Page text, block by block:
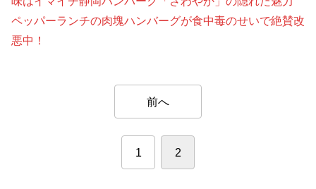
ペッパーランチの肉塊ハンバーグが食中毒のせいで絶賛改
悪中！
前へ
1 2